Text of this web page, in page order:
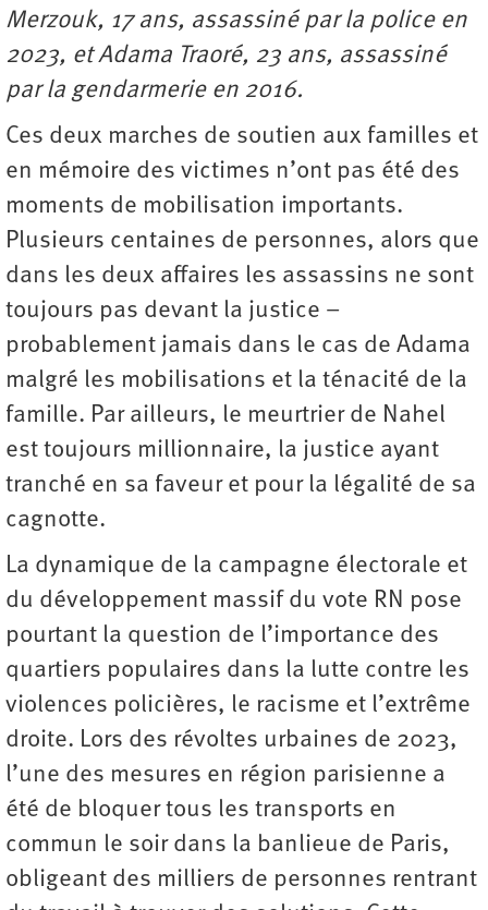
Merzouk, 17 ans, assassiné par la police en
2023, et Adama Traoré, 23 ans, assassiné
par la gendarmerie en 2016.
Ces deux marches de soutien aux familles et
en mémoire des victimes n’ont pas été des
moments de mobilisation importants.
Plusieurs centaines de personnes, alors que
dans les deux affaires les assassins ne sont
toujours pas devant la justice –
probablement jamais dans le cas de Adama
malgré les mobilisations et la ténacité de la
famille. Par ailleurs, le meurtrier de Nahel
est toujours millionnaire, la justice ayant
tranché en sa faveur et pour la légalité de sa
cagnotte.
La dynamique de la campagne électorale et
du développement massif du vote RN pose
pourtant la question de l’importance des
quartiers populaires dans la lutte contre les
violences policières, le racisme et l’extrême
droite. Lors des révoltes urbaines de 2023,
l’une des mesures en région parisienne a
été de bloquer tous les transports en
commun le soir dans la banlieue de Paris,
obligeant des milliers de personnes rentrant